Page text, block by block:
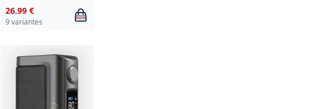
26.99 €
9 variantes